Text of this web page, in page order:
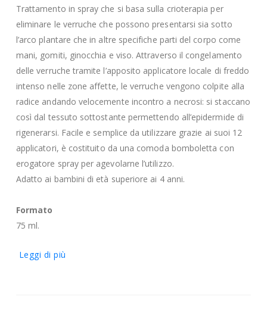
Trattamento in spray che si basa sulla crioterapia per
eliminare le verruche che possono presentarsi sia sotto
l’arco plantare che in altre specifiche parti del corpo come
mani, gomiti, ginocchia e viso. Attraverso il congelamento
delle verruche tramite l’apposito applicatore locale di freddo
intenso nelle zone affette, le verruche vengono colpite alla
radice andando velocemente incontro a necrosi: si staccano
così dal tessuto sottostante permettendo all’epidermide di
rigenerarsi. Facile e semplice da utilizzare grazie ai suoi 12
applicatori, è costituito da una comoda bomboletta con
erogatore spray per agevolarne l’utilizzo.
Adatto ai bambini di età superiore ai 4 anni.
Formato
75 ml.
Leggi di più